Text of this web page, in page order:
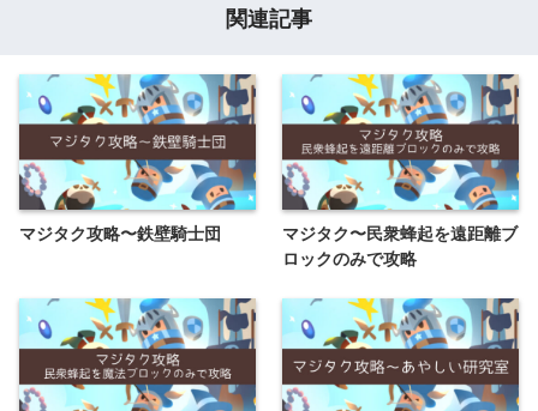
関連記事
マジタク攻略〜鉄壁騎士団
マジタク〜民衆蜂起を遠距離ブ
ロックのみで攻略